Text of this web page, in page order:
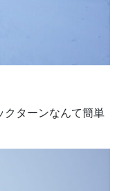
クターンなんて簡単